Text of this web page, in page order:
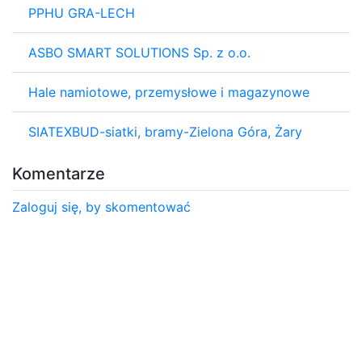
PPHU GRA-LECH
ASBO SMART SOLUTIONS Sp. z o.o.
Hale namiotowe, przemysłowe i magazynowe
SIATEXBUD-siatki, bramy-Zielona Góra, Żary
Komentarze
Zaloguj się, by skomentować